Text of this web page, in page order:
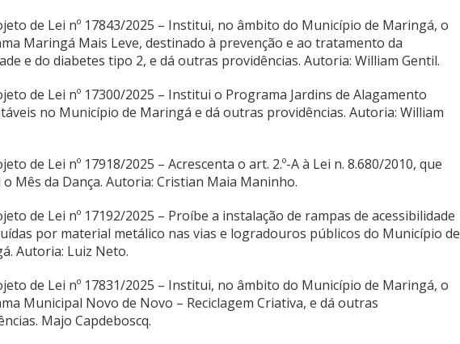
de Lei nº 17843/2025 – Institui, no âmbito do Município de Maringá, o
Maringá Mais Leve, destinado à prevenção e ao tratamento da
e do diabetes tipo 2, e dá outras providências. Autoria: William Gentil.
de Lei nº 17300/2025 – Institui o Programa Jardins de Alagamento
no Município de Maringá e dá outras providências. Autoria: William
de Lei nº 17918/2025 – Acrescenta o art. 2.º-A à Lei n. 8.680/2010, que
Mês da Dança. Autoria: Cristian Maia Maninho.
de Lei nº 17192/2025 – Proíbe a instalação de rampas de acessibilidade
por material metálico nas vias e logradouros públicos do Município de
Autoria: Luiz Neto.
de Lei nº 17831/2025 – Institui, no âmbito do Município de Maringá, o
Municipal Novo de Novo – Reciclagem Criativa, e dá outras
Majo Capdeboscq.